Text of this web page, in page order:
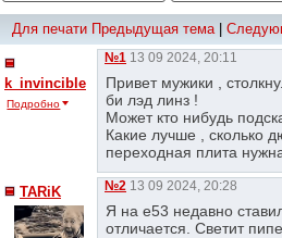
Для печати Предыдущая тема|
k_invincible
Подробно
№1 13 09 2024, 20:11
Привет мужики ,
би лэд линз !
Может кто нибудь
Какие лучше , сколько
переходная плита
TARiK №2 13 09 2024, 20:28
Я на е53 недавно
отличается. Светит